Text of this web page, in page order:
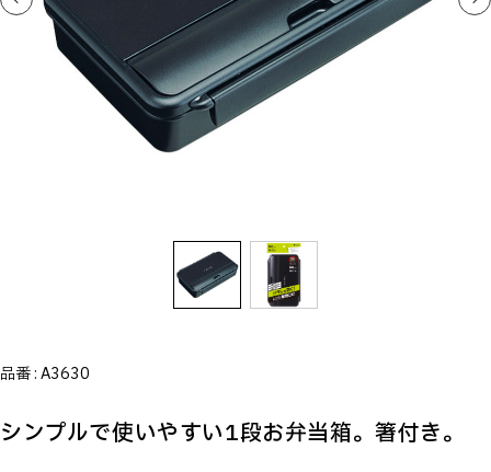
品番 :A3630
シンプルで使いやすい1段お弁当箱。箸付き。